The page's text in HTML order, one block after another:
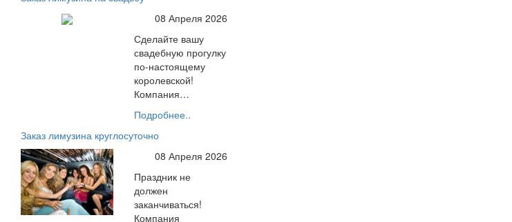
08 Апреля 2026
Сделайте вашу
свадебную прогулку
по-настоящему
королевской!
Компания…
Подробнее..
Заказ лимузина круглосуточно
08 Апреля 2026
Праздник не
должен
заканчиваться!
Компания